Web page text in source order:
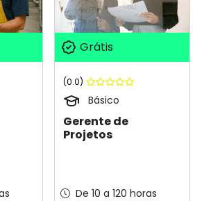
Grátis
(0.0)
Básico
Gerente de
Projetos
De 10 a 120 horas